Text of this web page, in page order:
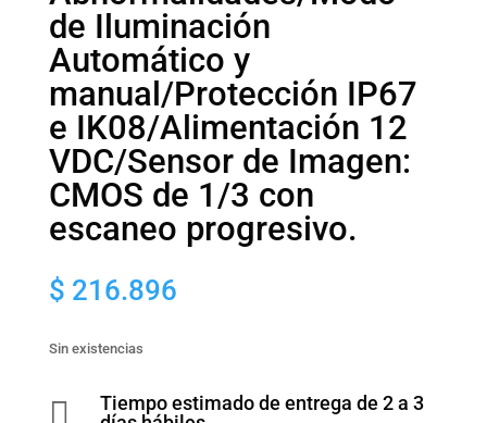
de Iluminación
Automático y
manual/Protección IP67
e IK08/Alimentación 12
VDC/Sensor de Imagen:
CMOS de 1/3 con
escaneo progresivo.
$ 216.896
Sin existencias

Tiempo estimado de entrega de 2 a 3